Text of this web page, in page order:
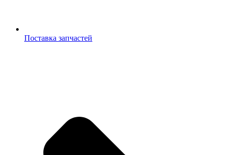
Поставка запчастей